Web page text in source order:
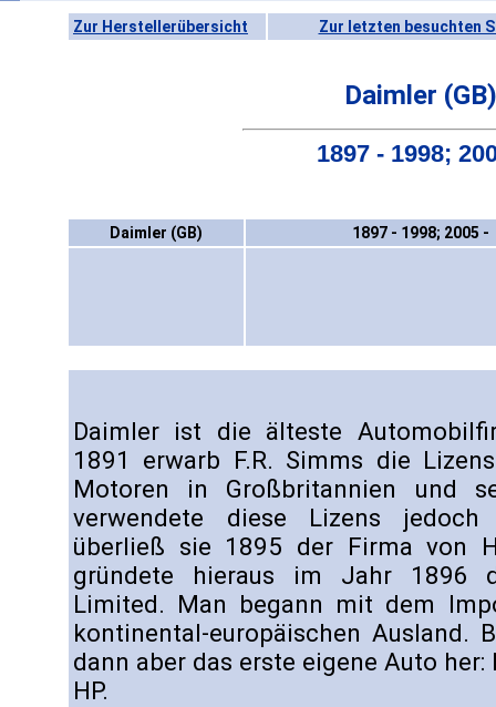
Zur Herstellerübersicht Zur letzten besuchten
Daimler (GB)
1897 - 1998;
Daimler (GB) 1897 - 1998; 2005 -
Daimler ist die älteste
1891 erwarb F.R. Simms die
Motoren in Großbritannien und
verwendete diese Lizens
überließ sie 1895 der Firma von
gründete hieraus im Jahr 1896
Limited. Man begann mit dem
kontinental-europäischen Ausland.
dann aber das erste eigene Auto
HP.